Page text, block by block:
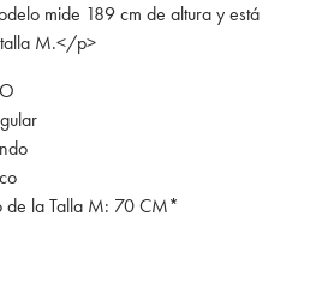
mide 189 cm de altura y está
M.</p>
de la Talla M: 70 CM*